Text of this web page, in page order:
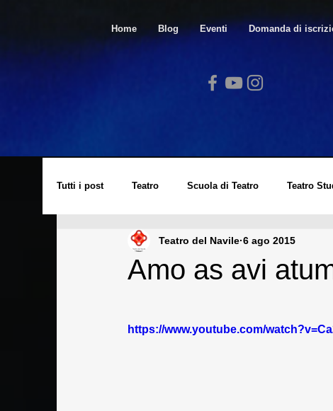
Home Blog Eventi Domanda di
Tutti i post Teatro Scuola di Teatro Teatro
Spazio Arte Lucio Dalla
Amo as avi
Teatro del Navile 6 ago 2015
https://www.youtube.com/